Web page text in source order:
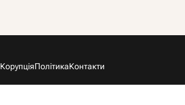
КорупціяПолітикаКонтакти